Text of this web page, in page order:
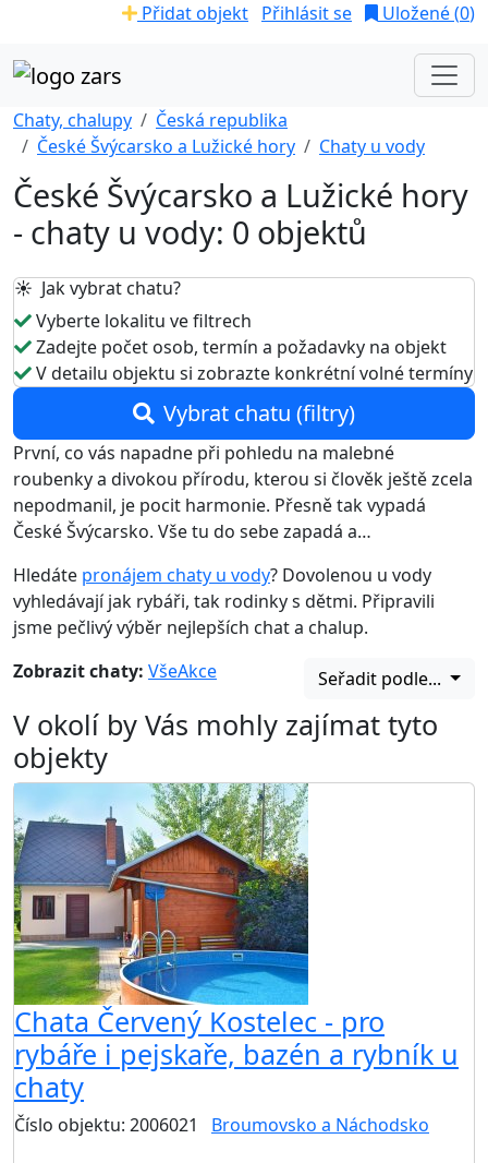
Přidat objekt Přihlásit se Uložené (0)
Chaty, chalupy
Česká republika
České Švýcarsko a Lužické hory
Chaty u vody
České Švýcarsko a Lužické hory
- chaty u vody: 0 objektů
☀️ Jak vybrat chatu?
Vyberte lokalitu ve filtrech
Zadejte počet osob, termín a požadavky na objekt
V detailu objektu si zobrazte konkrétní volné termíny
Vybrat chatu (filtry)
První, co vás napadne při pohledu na malebné
roubenky a divokou přírodu, kterou si člověk ještě zcela
nepodmanil, je pocit harmonie. Přesně tak vypadá
České Švýcarsko. Vše tu do sebe zapadá a…
Hledáte pronájem chaty u vody? Dovolenou u vody
vyhledávají jak rybáři, tak rodinky s dětmi. Připravili
jsme pečlivý výběr nejlepších chat a chalup.
Zobrazit chaty: VšeAkce Seřadit podle...
V okolí by Vás mohly zajímat tyto
objekty
Chata Červený Kostelec - pro
rybáře i pejskaře, bazén a rybník u
chaty
Číslo objektu: 2006021 Broumovsko a Náchodsko